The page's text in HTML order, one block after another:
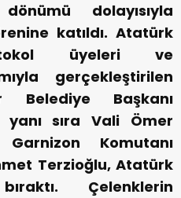
dolayısıyla
katıldı. Atatürk
üyeleri ve
gerçekleştirilen
Belediye Başkanı
yanı sıra Vali Ömer
Komutanı
Terzioğlu, Atatürk
Çelenklerin